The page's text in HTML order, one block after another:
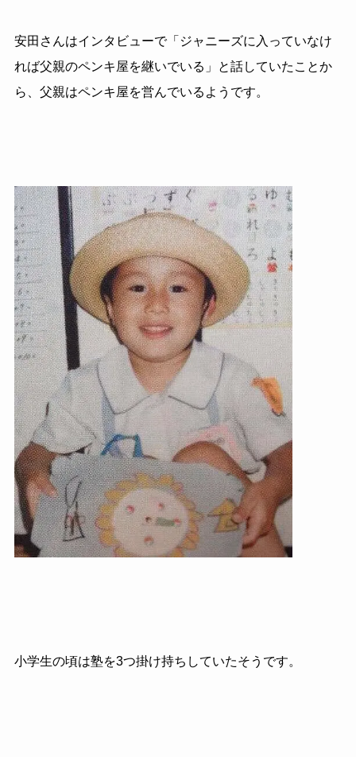
安田さんはインタビューで「ジャニーズに入っていなけ
れば父親のペンキ屋を継いでいる」と話していたことか
ら、父親はペンキ屋を営んでいるようです。
小学生の頃は塾を3つ掛け持ちしていたそうです。